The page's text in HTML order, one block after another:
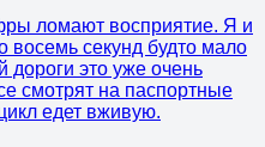
ломают восприятие. Я и
секунд будто мало
дороги это уже очень
смотрят на паспортные
едет вживую.